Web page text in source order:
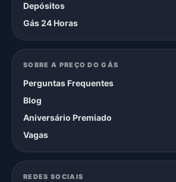
Depósitos
Gás 24 Horas
SOBRE A PREÇO DO GÁS
Perguntas Frequentes
Blog
Aniversário Premiado
Vagas
REDES SOCIAIS